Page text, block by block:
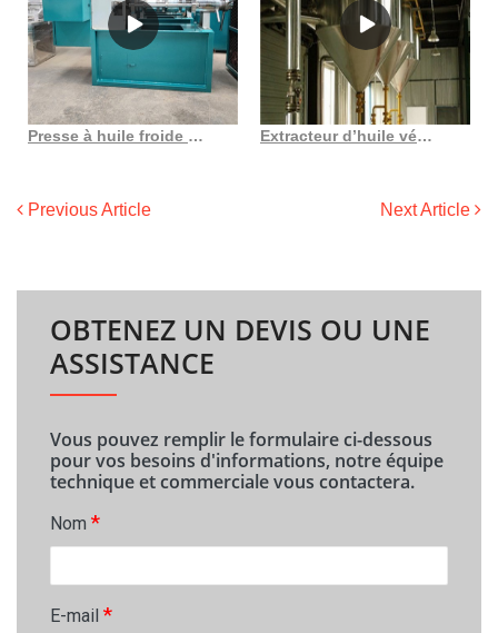
Presse à huile froide d’amande de noix 6yl 68, presseur d’huile de petite capacité Extracteur d’huile végétale en gros fournisseurs d’extracteurs d’huile au Burkina Faso
Previous Article Next Article
OBTENEZ UN DEVIS OU UNE
ASSISTANCE
Vous pouvez remplir le formulaire ci-dessous
pour vos besoins d'informations, notre équipe
technique et commerciale vous contactera.
Nom *
E-mail *